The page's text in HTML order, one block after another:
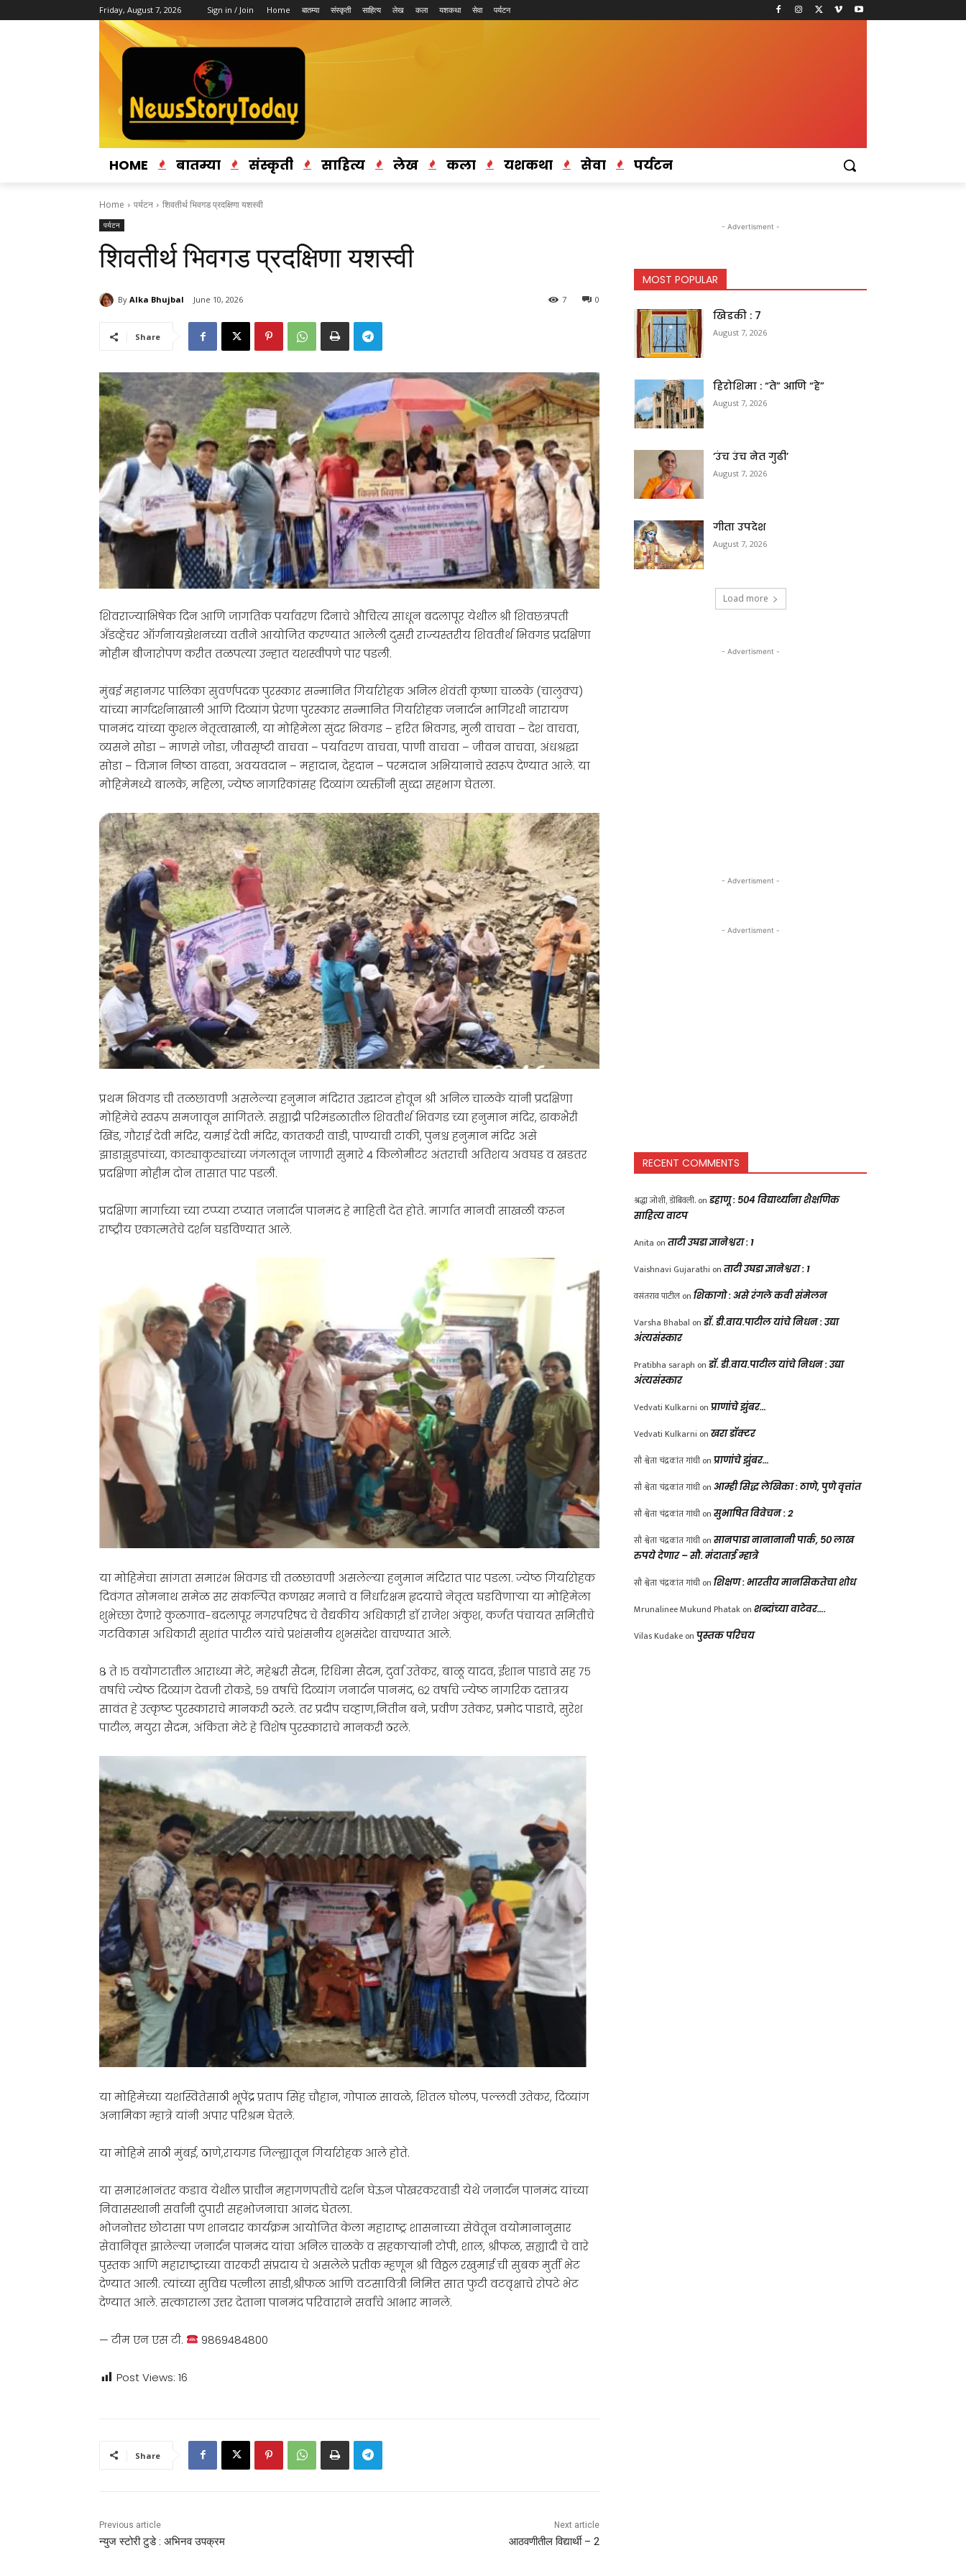
Friday, August 7, 2026 Sign in / Join Home बातम्या संस्कृती साहित्य लेख कला यशकथा सेवा पर्यटन
HOME बातम्या संस्कृती साहित्य लेख कला यशकथा सेवा पर्यटन
Home पर्यटन शिवतीर्थ भिवगड प्रदक्षिणा यशस्वी
पर्यटन
शिवतीर्थ भिवगड प्रदक्षिणा यशस्वी
By Alka Bhujbal June 10, 2026 0
7
Share
शिवराज्याभिषेक दिन आणि जागतिक पर्यावरण दिनाचे औचित्य साधून बदलापूर येथील श्री शिवछत्रपती
अँडव्हेंचर ऑर्गनायझेशनच्या वतीने आयोजित करण्यात आलेली दुसरी राज्यस्तरीय शिवतीर्थ भिवगड प्रदक्षिणा
मोहीम बीजारोपण करीत तळपत्या उन्हात यशस्वीपणे पार पडली.
मुंबई महानगर पालिका सुवर्णपदक पुरस्कार सन्मानित गिर्यारोहक अनिल शेवंती कृष्णा चाळके (चालुक्य)
यांच्या मार्गदर्शनाखाली आणि दिव्यांग प्रेरणा पुरस्कार सन्मानित गिर्यारोहक जनार्दन भागिरथी नारायण
पानमंद यांच्या कुशल नेतृत्वाखाली, या मोहिमेला सुंदर भिवगड – हरित भिवगड, मुली वाचवा – देश वाचवा,
व्यसने सोडा – माणसे जोडा, जीवसृष्टी वाचवा – पर्यावरण वाचवा, पाणी वाचवा – जीवन वाचवा, अंधश्रद्धा
सोडा – विज्ञान निष्ठा वाढवा, अवयवदान – महादान, देहदान – परमदान अभियानाचे स्वरूप देण्यात आले. या
मोहिमेमध्ये बालके, महिला, ज्येष्ठ नागरिकांसह दिव्यांग व्यक्तींनी सुध्दा सहभाग घेतला.
प्रथम भिवगड ची तळछावणी असलेल्या हनुमान मंदिरात उद्घाटन होवून श्री अनिल चाळके यांनी प्रदक्षिणा
मोहिमेचे स्वरूप समजावून सांगितले. सह्याद्री परिमंडळातील शिवतीर्थ भिवगड च्या हनुमान मंदिर, ढाकभैरी
खिंड, गौराई देवी मंदिर, यमाई देवी मंदिर, कातकरी वाडी, पाण्याची टाकी, पुनश्च हनुमान मंदिर असे
झाडाझुडपांच्या, काट्याकुट्यांच्या जंगलातून जाणारी सुमारे ४ किलोमीटर अंतराची अतिशय अवघड व खडतर
प्रदक्षिणा मोहीम दोन तासात पार पडली.
प्रदक्षिणा मार्गाच्या च्या टप्प्या टप्यात जनार्दन पानमंद हे माहिती देत होते. मार्गात मानवी साखळी करून
राष्ट्रीय एकात्मतेचे दर्शन घडविण्यात आले.
या मोहिमेचा सांगता समारंभ भिवगड ची तळछावणी असलेल्या हनुमान मंदिरात पार पडला. ज्येष्ठ गिर्यारोहक
दिवंगत सोमनाथ समेळ सर संकल्पित कणखर मनाचे व निर्धारक्षम हृदयाचे नेतृत्व घडविणाऱ्या या मोहिमेला
शुभेच्छा देणारे कुळगाव-बदलापूर नगरपरिषद चे वैद्यकीय अधिकाऱी डाॅ राजेश अंकुश, कर्जत पंचायत समितीचे
गटविकास अधिकारी सुशांत पाटील यांचे प्रशंसनीय शुभसंदेश वाचण्यात आले.
८ ते १५ वयोगटातील आराध्या मेटे, महेश्वरी सैदम, रिधिमा सैदम, दुर्वा उतेकर, बाळू यादव, ईशान पाडावे सह ७५
वर्षाचे ज्येष्ठ दिव्यांग देवजी रोकडे, ५९ वर्षाचे दिव्यांग जनार्दन पानमंद, ६२ वर्षाचे ज्येष्ठ नागरिक दत्तात्रय
सावंत हे उत्कृष्ट पुरस्काराचे मानकरी ठरले. तर प्रदीप चव्हाण,नितीन बने, प्रवीण उतेकर, प्रमोद पाडावे, सुरेश
पाटील, मयुरा सैदम, अंकिता मेटे हे विशेष पुरस्काराचे मानकरी ठरले.
या मोहिमेच्या यशस्वितेसाठी भूपेंद्र प्रताप सिंह चौहान, गोपाळ सावळे, शितल घोलप, पल्लवी उतेकर, दिव्यांग
अनामिका म्हात्रे यांनी अपार परिश्रम घेतले.
या मोहिमे साठी मुंबई, ठाणे,रायगड जिल्ह्यातून गिर्यारोहक आले होते.
या समारंभानंतर कडाव येथील प्राचीन महागणपतीचे दर्शन घेऊन पोखरकरवाडी येथे जनार्दन पानमंद यांच्या
निवासस्थानी सर्वांनी दुपारी सहभोजनाचा आनंद घेतला.
भोजनोत्तर छोटासा पण शानदार कार्यक्रम आयोजित केला महाराष्ट्र शासनाच्या सेवेतून वयोमानानुसार
सेवानिवृत्त झालेल्या जनार्दन पानमंद यांचा अनिल चाळके व सहकाऱ्यांनी टोपी, शाल, श्रीफळ, सह्यादी चे वारे
पुस्तक आणि महाराष्ट्राच्या वारकरी संप्रदाय चे असलेले प्रतीक म्हणून श्री विठ्ठल रखुमाई ची सुबक मुर्ती भेट
देण्यात आली. त्यांच्या सुविद्य पत्नीला साडी,श्रीफळ आणि वटसावित्री निमित्त सात फुटी वटवृक्षाचे रोपटे भेट
देण्यात आले. सत्काराला उत्तर देताना पानमंद परिवाराने सर्वांचे आभार मानले.
— टीम एन एस टी. 9869484800
Post Views: 16
Share
Previous article
न्युज स्टोरी टुडे : अभिनव उपक्रम
Next article
आठवणीतील विद्यार्थी – 2
- Advertisment -
MOST POPULAR
खिडकी : 7
August 7, 2026
हिरोशिमा : “ते” आणि “हे”
August 7, 2026
‘उंच उंच नेत गुढी’
August 7, 2026
गीता उपदेश
August 7, 2026
Load more
- Advertisment -
- Advertisment -
- Advertisment -
RECENT COMMENTS
श्रद्धा जोशी, डोंबिवली. on डहाणू : ५०४ विद्यार्थ्यांना शैक्षणिक
साहित्य वाटप
Anita on ताटी उघडा ज्ञानेश्वरा : 1
Vaishnavi Gujarathi on ताटी उघडा ज्ञानेश्वरा : 1
वसंतराव पाटील on शिकागो : असे रंगले कवी संमेलन
Varsha Bhabal on डॉ. डी.वाय.पाटील यांचे निधन : उद्या
अंत्यसंस्कार
Pratibha saraph on डॉ. डी.वाय.पाटील यांचे निधन : उद्या
अंत्यसंस्कार
Vedvati Kulkarni on प्राणांचे झुंबर…
Vedvati Kulkarni on खरा डॉक्टर
सौ श्वेता चंद्रकांत गांधी on प्राणांचे झुंबर…
सौ श्वेता चंद्रकांत गांधी on आम्ही सिद्ध लेखिका : ठाणे, पुणे वृत्तांत
सौ श्वेता चंद्रकांत गांधी on सुभाषित विवेचन : 2
सौ श्वेता चंद्रकांत गांधी on सानपाडा नानानानी पार्क, ५० लाख
रुपये देणार – सौ. मंदाताई म्हात्रे
सौ श्वेता चंद्रकांत गांधी on शिक्षण : भारतीय मानसिकतेचा शोध
Mrunalinee Mukund Phatak on शब्दांच्या वाटेवर….
Vilas Kudake on पुस्तक परिचय